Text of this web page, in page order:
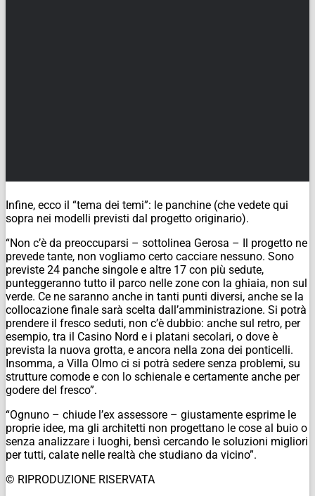
Infine, ecco il “tema dei temi”: le panchine (che vedete qui
sopra nei modelli previsti dal progetto originario).
“Non c’è da preoccuparsi – sottolinea Gerosa – Il progetto ne
prevede tante, non vogliamo certo cacciare nessuno. Sono
previste 24 panche singole e altre 17 con più sedute,
punteggeranno tutto il parco nelle zone con la ghiaia, non sul
verde. Ce ne saranno anche in tanti punti diversi, anche se la
collocazione finale sarà scelta dall’amministrazione. Si potrà
prendere il fresco seduti, non c’è dubbio: anche sul retro, per
esempio, tra il Casino Nord e i platani secolari, o dove è
prevista la nuova grotta, e ancora nella zona dei ponticelli.
Insomma, a Villa Olmo ci si potrà sedere senza problemi, su
strutture comode e con lo schienale e certamente anche per
godere del fresco”.
“Ognuno – chiude l’ex assessore – giustamente esprime le
proprie idee, ma gli architetti non progettano le cose al buio o
senza analizzare i luoghi, bensì cercando le soluzioni migliori
per tutti, calate nelle realtà che studiano da vicino”.
© RIPRODUZIONE RISERVATA